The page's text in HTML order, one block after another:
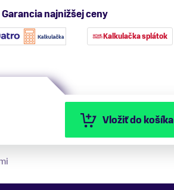
Garancia najnižšej ceny
Kalkulačka splátok
Vložiť do košíka